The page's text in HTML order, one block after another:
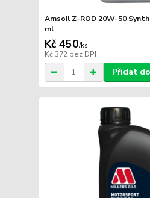
Amsoil Z-ROD 20W-50
ml
Kč 450/ks
Kč 372 bez DPH
Přidat